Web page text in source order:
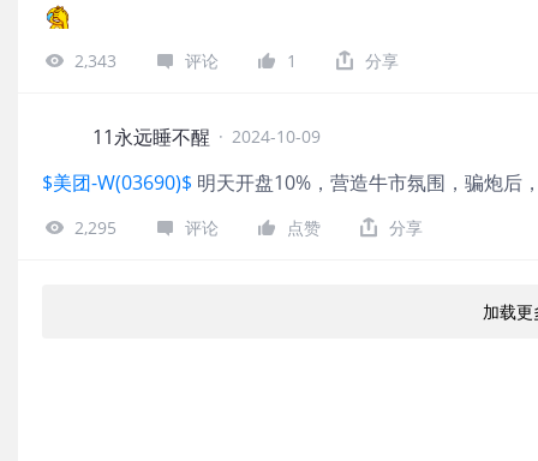
2,343 评论 1 分享
11永远睡不醒 · 2024-10-09
$美团-W(03690)$ 明天开盘10%，营造牛市氛围，骗炮后
2,295 评论 点赞 分享
加载更